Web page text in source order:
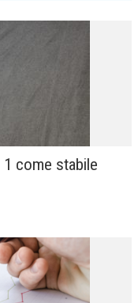
come stabile